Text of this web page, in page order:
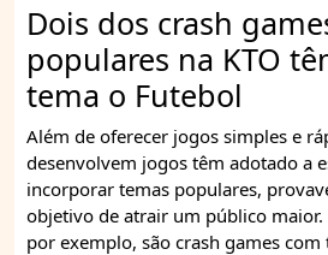
Dois dos crash
populares na KTO
tema o Futebol
Além de oferecer jogos simples e
desenvolvem jogos têm adotado a
incorporar temas populares,
objetivo de atrair um público maior.
por exemplo, são crash games